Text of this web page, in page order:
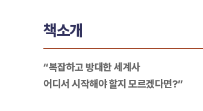
책소개
“복잡하고 방대한 세계사
어디서 시작해야 할지 모르겠다면?”